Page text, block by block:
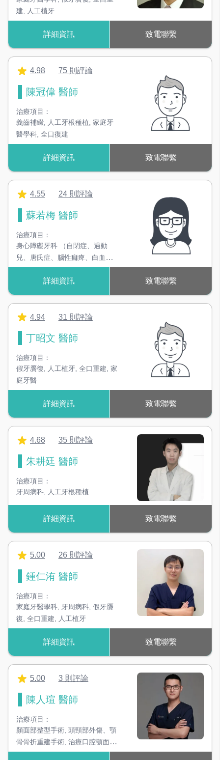
建
人工植牙
詳細資訊 致電聯繫
4.98 75 則評論
陳冠偉 醫師
治療項目：
義齒補綴
人工牙根種植 家庭牙
醫學科 全口復建
詳細資訊 致電聯繫
4.55 24 則評論
蘇若梅 醫師
治療項目：
身心障礙牙科 （自閉症、過動
兒、唐氏症、腦性痲痺、白血
病、智能發展障礙……）
詳細資訊 致電聯繫
4.94 31 則評論
丁昭文 醫師
治療項目：
假牙贗復, 人工植牙, 全口重建, 家
庭牙醫
詳細資訊 致電聯繫
4.68 35 則評論
朱耕廷 醫師
治療項目：
牙周病科, 人工牙根種植
詳細資訊 致電聯繫
5.00 26 則評論
鍾仁洧 醫師
治療項目：
家庭牙醫學科 牙周病科 假牙贗
復 全口重建 人工植牙
詳細資訊 致電聯繫
5.00 3 則評論
陳人瑄 醫師
治療項目：
顏面部整型手術 頭頸部外傷、顎
骨骨折重建手術 治療口腔顎面惡
性及良性腫瘤之切除與重建 顳顎